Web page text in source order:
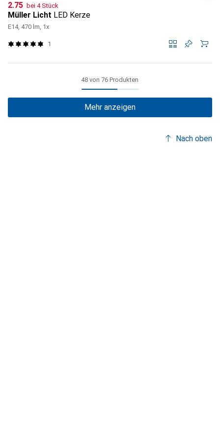
CHF
2.75 bei 4 Stück
Müller Licht LED Kerze
E14, 470 lm, 1x
1
48 von 76 Produkten
Mehr anzeigen
Nach oben